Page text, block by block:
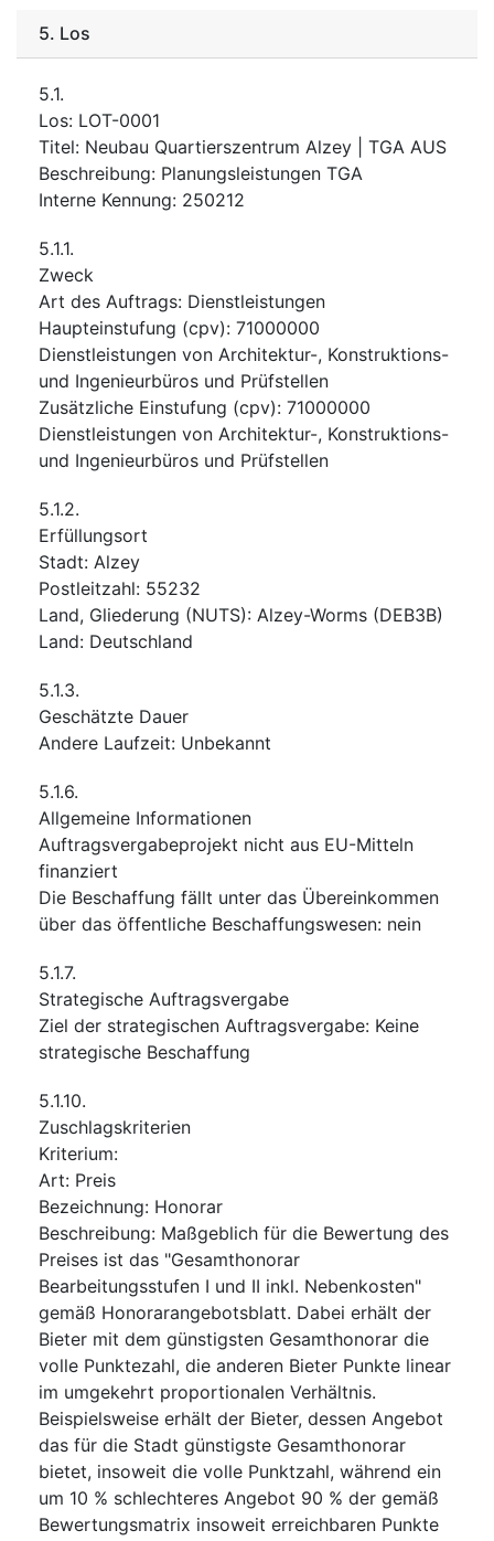
5. Los
5.1.
Los: LOT-0001
Titel: Neubau Quartierszentrum Alzey | TGA AUS
Beschreibung: Planungsleistungen TGA
Interne Kennung: 250212
5.1.1.
Zweck
Art des Auftrags: Dienstleistungen
Haupteinstufung (cpv): 71000000
Dienstleistungen von Architektur-, Konstruktions-
und Ingenieurbüros und Prüfstellen
Zusätzliche Einstufung (cpv): 71000000
Dienstleistungen von Architektur-, Konstruktions-
und Ingenieurbüros und Prüfstellen
5.1.2.
Erfüllungsort
Stadt: Alzey
Postleitzahl: 55232
Land, Gliederung (NUTS): Alzey-Worms (DEB3B)
Land: Deutschland
5.1.3.
Geschätzte Dauer
Andere Laufzeit: Unbekannt
5.1.6.
Allgemeine Informationen
Auftragsvergabeprojekt nicht aus EU-Mitteln
finanziert
Die Beschaffung fällt unter das Übereinkommen
über das öffentliche Beschaffungswesen: nein
5.1.7.
Strategische Auftragsvergabe
Ziel der strategischen Auftragsvergabe: Keine
strategische Beschaffung
5.1.10.
Zuschlagskriterien
Kriterium:
Art: Preis
Bezeichnung: Honorar
Beschreibung: Maßgeblich für die Bewertung des
Preises ist das "Gesamthonorar
Bearbeitungsstufen I und II inkl. Nebenkosten"
gemäß Honorarangebotsblatt. Dabei erhält der
Bieter mit dem günstigsten Gesamthonorar die
volle Punktezahl, die anderen Bieter Punkte linear
im umgekehrt proportionalen Verhältnis.
Beispielsweise erhält der Bieter, dessen Angebot
das für die Stadt günstigste Gesamthonorar
bietet, insoweit die volle Punktzahl, während ein
um 10 % schlechteres Angebot 90 % der gemäß
Bewertungsmatrix insoweit erreichbaren Punkte